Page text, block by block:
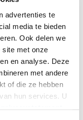
advertenties te
media te bieden
Ook delen we
site met onze
en analyse. Deze
met andere
of die ze hebben
hun services. U
van
hoge muren